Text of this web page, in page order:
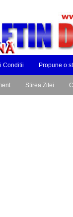
Conditii Propune o
Stirea Zilei